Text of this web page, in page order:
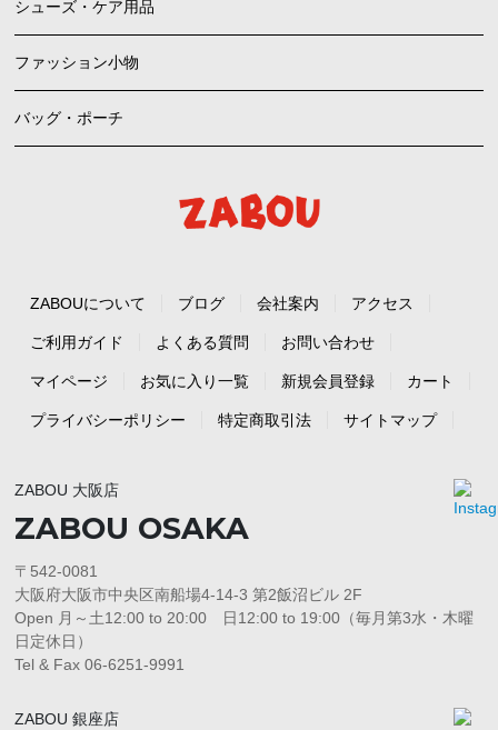
シューズ・ケア用品
ファッション小物
バッグ・ポーチ
ZABOUについて ブログ 会社案内 アクセス
ご利用ガイド よくある質問 お問い合わせ
マイページ お気に入り一覧 新規会員登録 カート
プライバシーポリシー 特定商取引法 サイトマップ
ZABOU 大阪店
ZABOU OSAKA
〒542-0081
大阪府大阪市中央区南船場4-14-3 第2飯沼ビル 2F
Open 月～土12:00 to 20:00 日12:00 to 19:00（毎月第3水・木曜
日定休日）
Tel & Fax 06-6251-9991
ZABOU 銀座店